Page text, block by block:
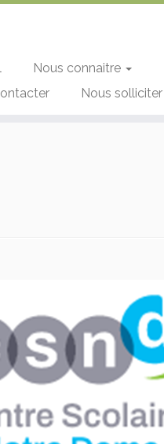
Nous connaitre
Nous solliciter